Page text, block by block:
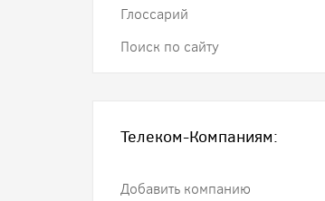
Глоссарий
Поиск по сайту
Телеком-Компаниям:
Добавить компанию